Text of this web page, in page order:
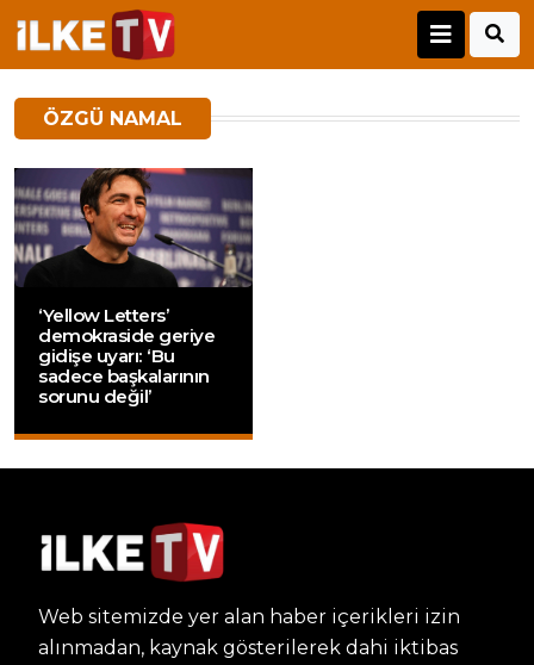
ÖZGÜ NAMAL
‘Yellow Letters’
demokraside geriye
gidişe uyarı: ‘Bu
sadece başkalarının
sorunu değil’
Web sitemizde yer alan haber içerikleri izin
alınmadan, kaynak gösterilerek dahi iktibas